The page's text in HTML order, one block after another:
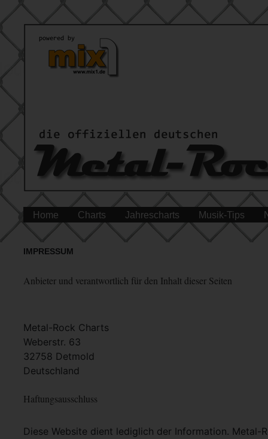
Home Charts Jahrescharts Musik-Tips
IMPRESSUM
Anbieter und verantwortlich für den Inhalt dieser Seiten
Metal-Rock Charts
Weberstr. 63
32758 Detmold
Deutschland
Haftungsausschluss
Diese Website dient lediglich der Information. Metal-